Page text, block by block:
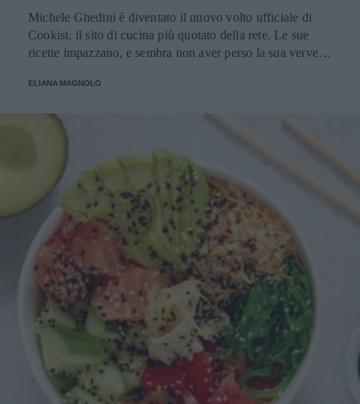
Michele Ghedini è diventato il nuovo volto ufficiale di
Cookist, il sito di cucina più quotato della rete. Le sue
ricette impazzano, e sembra non aver perso la sua verve
veramente stupendo.
ELIANA MAGNOLO